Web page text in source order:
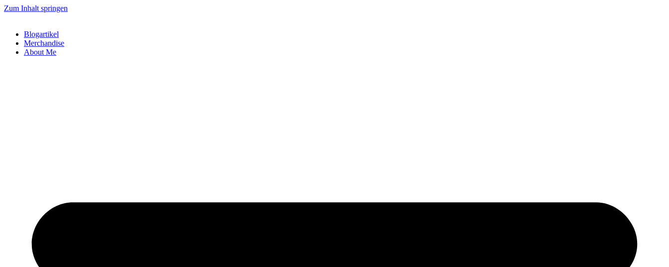
Zum Inhalt springen
Blogartikel
Merchandise
About Me